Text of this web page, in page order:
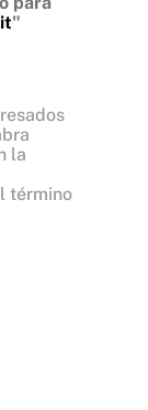
"
la
término